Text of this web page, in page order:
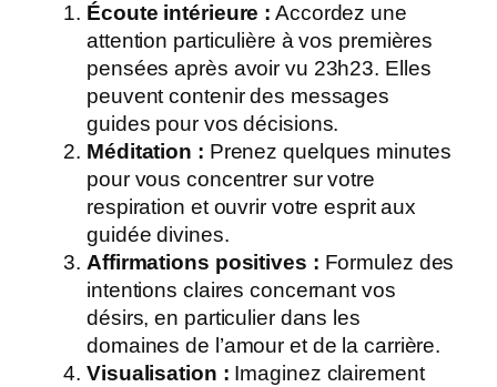
Écoute intérieure : Accordez une
attention particulière à vos premières
pensées après avoir vu 23h23. Elles
peuvent contenir des messages
guides pour vos décisions.
Méditation : Prenez quelques minutes
pour vous concentrer sur votre
respiration et ouvrir votre esprit aux
guidée divines.
Affirmations positives : Formulez des
intentions claires concernant vos
désirs, en particulier dans les
domaines de l’amour et de la carrière.
Visualisation : Imaginez clairement